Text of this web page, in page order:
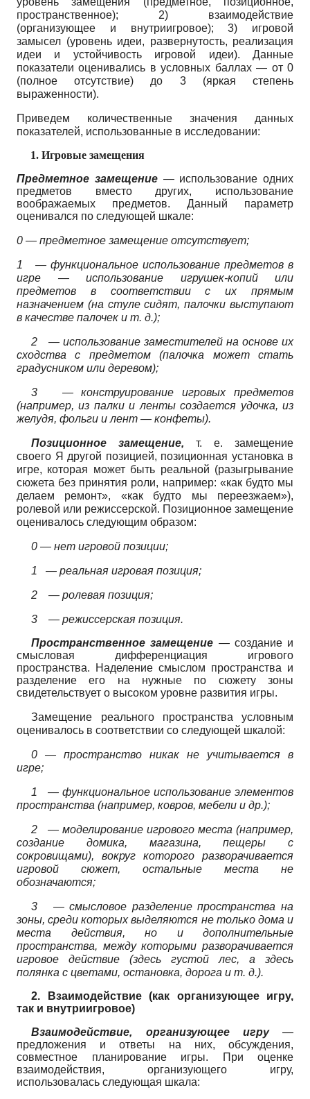
пространственное); 2) взаимодействие
(организующее и внутриигровое);3) игровой
замысел (уровень идеи, развернутость, реализация
идеи и устойчивость игровой идеи). Данные
показатели оценивались в условных баллах— от0
(полное отсутствие) до 3 (яркая степень
выраженности).
Приведем количественные значения данных
показателей, использованные в исследовании:
1. Игровые замещения
Предметное замещение — использование одних
предметов вместо других, использование
воображаемых предметов. Данный параметр
оценивался по следующей шкале:
0 — предметное замещение отсутствует;
1 — функциональное использование предметов в
игре — использование игрушек-копий или
предметов в соответствии с их прямым
назначением (на стуле сидят, палочки выступают
в качестве палочек и т. д.);
2 — использование заместителей на основе их
сходства с предметом (палочка может стать
градусником или деревом);
3 —конструирование игровых предметов
(например, из палки и ленты создается удочка, из
желудя, фольги и лент — конфеты).
Позиционное замещение, т. е. замещение
своего Я другой позицией, позиционная установка в
игре, которая может быть реальной (разыгрывание
сюжета без принятия роли, например: «как будто мы
делаем ремонт», «как будто мы переезжаем»),
ролевой или режиссерской. Позиционное замещение
оценивалось следующим образом:
0 —нет игровой позиции;
1 —реальная игровая позиция;
2 —ролевая позиция;
3 —режиссерская позиция.
Пространственное замещение — создание и
смысловая дифференциация игрового
пространства. Наделение смыслом пространства и
разделение его на нужные по сюжету зоны
свидетельствует о высоком уровне развития игры.
Замещение реального пространства условным
оценивалось в соответствии со следующей шкалой:
0 —пространство никак не учитывается в
игре;
1 —функциональное использование элементов
пространства (например, ковров, мебели и др.);
2 —моделирование игрового места (например,
создание домика, магазина, пещеры с
сокровищами), вокруг которого разворачивается
игровой сюжет, остальные места не
обозначаются;
3 —смысловое разделение пространства на
зоны, среди которых выделяются не только дома и
места действия, но и дополнительные
пространства, между которыми разворачивается
игровое действие (здесь густой лес, а здесь
полянка с цветами, остановка, дорога и т. д.).
2. Взаимодействие (как организующее игру,
так и внутриигровое)
Взаимодействие, организующее игру
—
предложения и ответы на них, обсуждения,
совместное планирование игры. При оценке
взаимодействия, организующего игру,
использовалась следующая шкала: